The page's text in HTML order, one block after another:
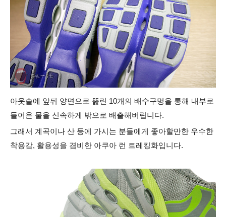
아웃솔에 앞뒤 양면으로 뚫린 10개의 배수구멍을 통해 내부로
들어온 물을 신속하게 밖으로 배출해버립니다.
그래서 계곡이나 산 등에 가시는 분들에게 좋아할만한 우수한
착용감, 활용성을 겸비한 아쿠아 런 트레킹화입니다.